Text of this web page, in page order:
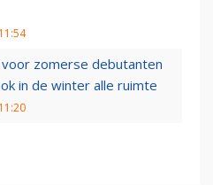
zomerse debutanten
in de winter alle ruimte